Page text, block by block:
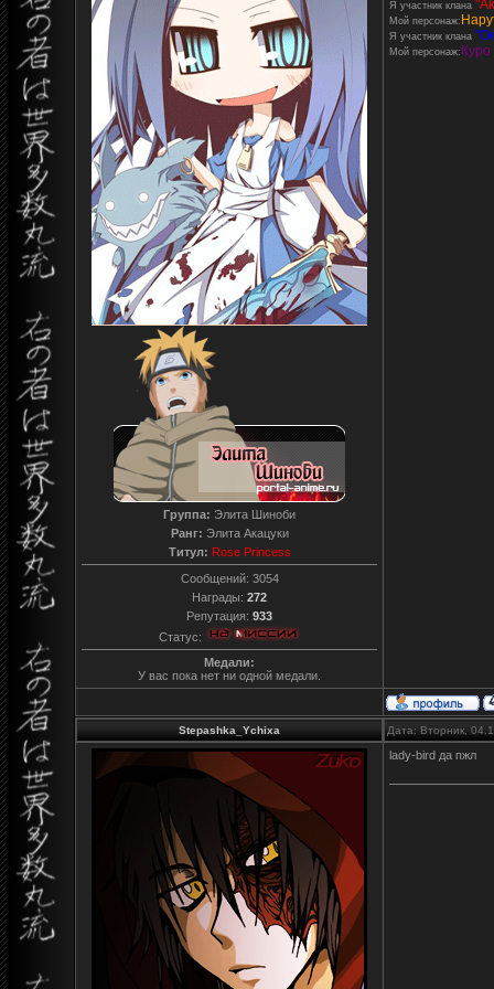
Группа: Элита Шиноби
Ранг: Элита Акацуки
Титул: Rose Princess
Сообщений: 3054
Награды: 272
Репутация: 933
Статус:
Медали:
У вас пока нет ни одной медали.
Я участник клана
Мой персонаж:
Я участник клана
Мой персонаж: Куро
Stepashka_Ychixa Дата: Вторник,
lady-bird да пжл